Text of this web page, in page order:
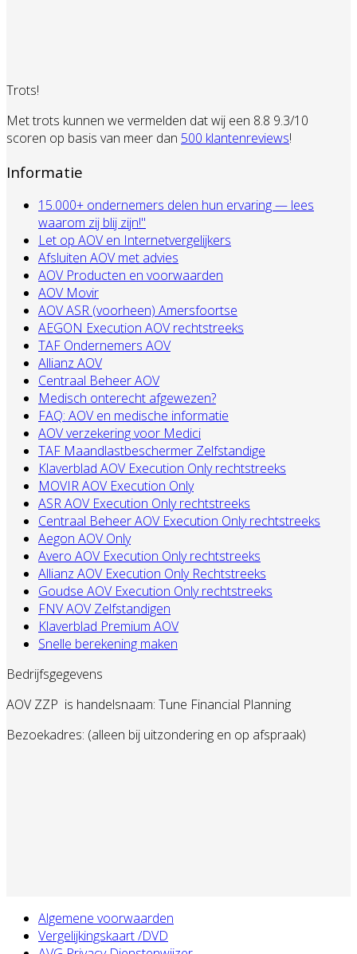
Trots!
Met trots kunnen we vermelden dat wij een 8.8 9.3/10
scoren op basis van meer dan 500 klantenreviews!
Informatie
15.000+ ondernemers delen hun ervaring — lees
waarom zij blij zijn!"
Let op AOV en Internetvergelijkers
Afsluiten AOV met advies
AOV Producten en voorwaarden
AOV Movir
AOV ASR (voorheen) Amersfoortse
AEGON Execution AOV rechtstreeks
TAF Ondernemers AOV
Allianz AOV
Centraal Beheer AOV
Medisch onterecht afgewezen?
FAQ: AOV en medische informatie
AOV verzekering voor Medici
TAF Maandlastbeschermer Zelfstandige
Klaverblad AOV Execution Only rechtstreeks
MOVIR AOV Execution Only
ASR AOV Execution Only rechtstreeks
Centraal Beheer AOV Execution Only rechtstreeks
Aegon AOV Only
Avero AOV Execution Only rechtstreeks
Allianz AOV Execution Only Rechtstreeks
Goudse AOV Execution Only rechtstreeks
FNV AOV Zelfstandigen
Klaverblad Premium AOV
Snelle berekening maken
Bedrijfsgegevens
AOV ZZP is handelsnaam: Tune Financial Planning
Bezoekadres: (alleen bij uitzondering en op afspraak)
Algemene voorwaarden
Vergelijkingskaart /DVD